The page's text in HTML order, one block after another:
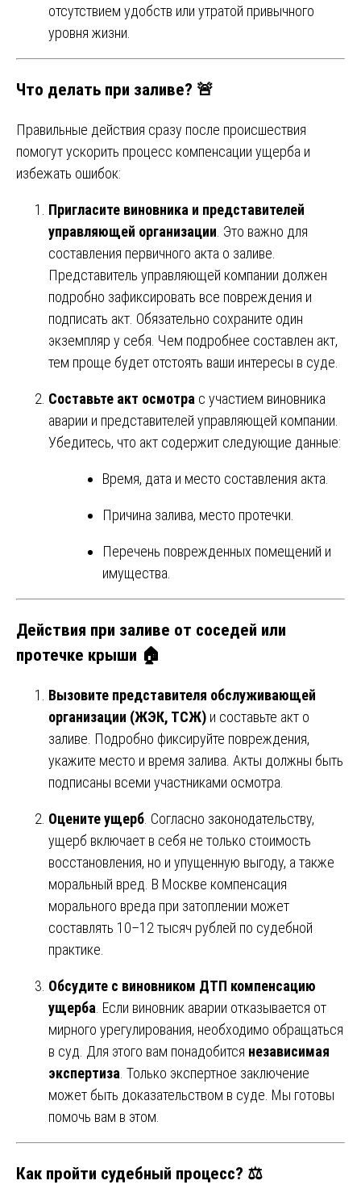
отсутствием удобств или утратой привычного
уровня жизни.
Что делать при заливе? 🚨
Правильные действия сразу после происшествия
помогут ускорить процесс компенсации ущерба и
избежать ошибок:
Пригласите виновника и представителей
управляющей организации . Это важно для
составления первичного акта о заливе.
Представитель управляющей компании должен
подробно зафиксировать все повреждения и
подписать акт. Обязательно сохраните один
экземпляр у себя. Чем подробнее составлен акт,
тем проще будет отстоять ваши интересы в суде.
Составьте акт осмотра с участием виновника
аварии и представителей управляющей компании.
Убедитесь, что акт содержит следующие данные:
Время, дата и место составления акта.
Причина залива, место протечки.
Перечень поврежденных помещений и
имущества.
Действия при заливе от соседей или
протечке крыши 🏠
Вызовите представителя обслуживающей
организации (ЖЭК, ТСЖ) и составьте акт о
заливе. Подробно фиксируйте повреждения,
укажите место и время залива. Акты должны быть
подписаны всеми участниками осмотра.
Оцените ущерб. Согласно законодательству,
ущерб включает в себя не только стоимость
восстановления, но и упущенную выгоду, а также
моральный вред. В Москве компенсация
морального вреда при затоплении может
составлять 10–12 тысяч рублей по судебной
практике.
Обсудите с виновником ДТП компенсацию
ущерба. Если виновник аварии отказывается от
мирного урегулирования, необходимо обращаться
в суд. Для этого вам понадобится независимая
экспертиза. Только экспертное заключение
может быть доказательством в суде. Мы готовы
помочь вам в этом.
Как пройти судебный процесс? ⚖️